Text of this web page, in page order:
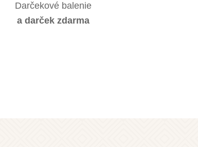
Darčekové balenie
a darček zdarma